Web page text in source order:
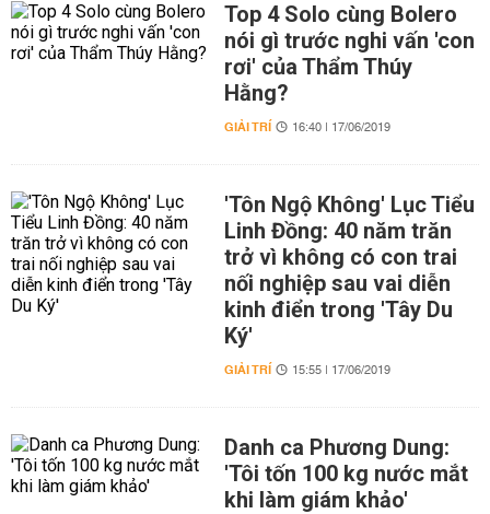
Top 4 Solo cùng Bolero
nói gì trước nghi vấn 'con
rơi' của Thẩm Thúy
Hằng?
GIẢI TRÍ 16:40 | 17/06/2019
'Tôn Ngộ Không' Lục Tiểu
Linh Đồng: 40 năm trăn
trở vì không có con trai
nối nghiệp sau vai diễn
kinh điển trong 'Tây Du
Ký'
GIẢI TRÍ 15:55 | 17/06/2019
Danh ca Phương Dung:
'Tôi tốn 100 kg nước mắt
khi làm giám khảo'